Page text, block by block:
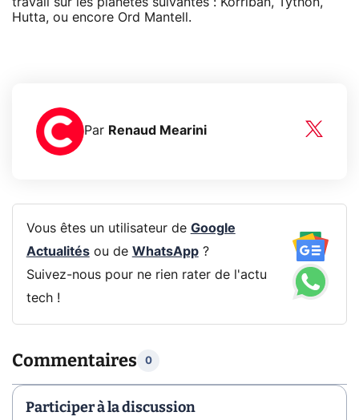
Hutta, ou encore Ord Mantell.
Par Renaud Mearini
Vous êtes un utilisateur de Google
Actualitésou de WhatsApp?
Suivez-nous pour ne rien rater de l'actu
tech !
Commentaires 0
Participer à la discussion